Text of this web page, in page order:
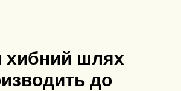
хибний шлях
до